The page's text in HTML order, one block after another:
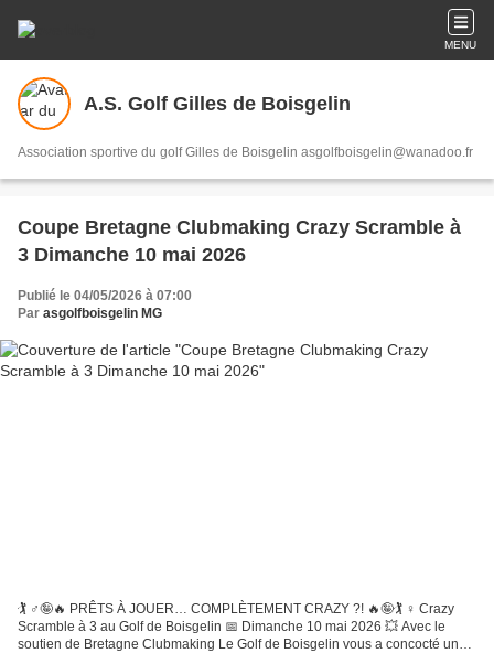
MENU
A.S. Golf Gilles de Boisgelin
Association sportive du golf Gilles de Boisgelin asgolfboisgelin@wanadoo.fr
Coupe Bretagne Clubmaking Crazy Scramble à
3 Dimanche 10 mai 2026
Publié le 04/05/2026 à 07:00
Par asgolfboisgelin MG
🏌️ ♂️🤪🔥 PRÊTS À JOUER… COMPLÈTEMENT CRAZY ?! 🔥🤪🏌️ ♀️ Crazy
Scramble à 3 au Golf de Boisgelin 📅 Dimanche 10 mai 2026 💥 Avec le
soutien de Bretagne Clubmaking Le Golf de Boisgelin vous a concocté une